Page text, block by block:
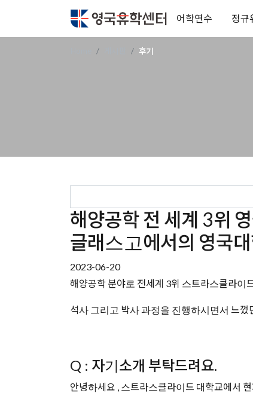
어학연수 정규
후기
해양공학 전 세계 3위
글래스고에서의 영국
2023-06-20
해양공학 분야로 전세계 3위 스트라스클라
석사 그리고 박사 과정을 진행하시면서 느
Q : 자기소개 부탁드려요.
안녕하세요 , 스트라스클라이드 대학교에서